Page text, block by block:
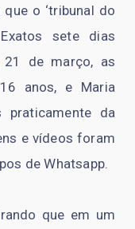
o ‘tribunal do
sete dias
21 de março, as
anos, e Maria
praticamente da
e vídeos foram
de Whatsapp.
que em um